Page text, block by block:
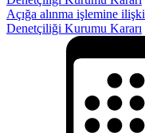
Açığa alınma işlemine
Denetçiliği Kurumu Kararı